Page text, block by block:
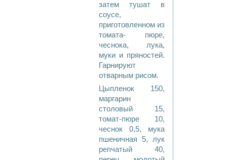
затем тушат в
соусе,
приготовленном из
томата- пюре,
чеснока, лука,
муки и пряностей.
Гарнируют
отварным рисом.
Цыпленок 150,
маргарин
столовый 15,
томат-пюре 10,
чеснок 0,5, мука
пшеничная 5, лук
репчатый 40,